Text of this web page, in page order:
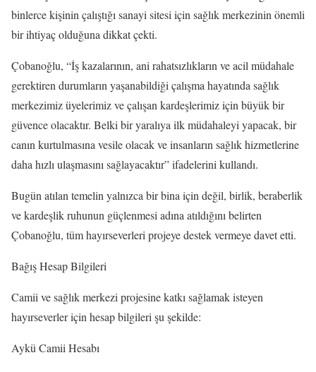
binlerce kişinin çalıştığı sanayi sitesi için sağlık merkezinin önemli
bir ihtiyaç olduğuna dikkat çekti.
Çobanoğlu, “İş kazalarının, ani rahatsızlıkların ve acil müdahale
gerektiren durumların yaşanabildiği çalışma hayatında sağlık
merkezimiz üyelerimiz ve çalışan kardeşlerimiz için büyük bir
güvence olacaktır. Belki bir yaralıya ilk müdahaleyi yapacak, bir
canın kurtulmasına vesile olacak ve insanların sağlık hizmetlerine
daha hızlı ulaşmasını sağlayacaktır” ifadelerini kullandı.
Bugün atılan temelin yalnızca bir bina için değil, birlik, beraberlik
ve kardeşlik ruhunun güçlenmesi adına atıldığını belirten
Çobanoğlu, tüm hayırseverleri projeye destek vermeye davet etti.
Bağış Hesap Bilgileri
Camii ve sağlık merkezi projesine katkı sağlamak isteyen
hayırseverler için hesap bilgileri şu şekilde:
Aykü Camii Hesabı